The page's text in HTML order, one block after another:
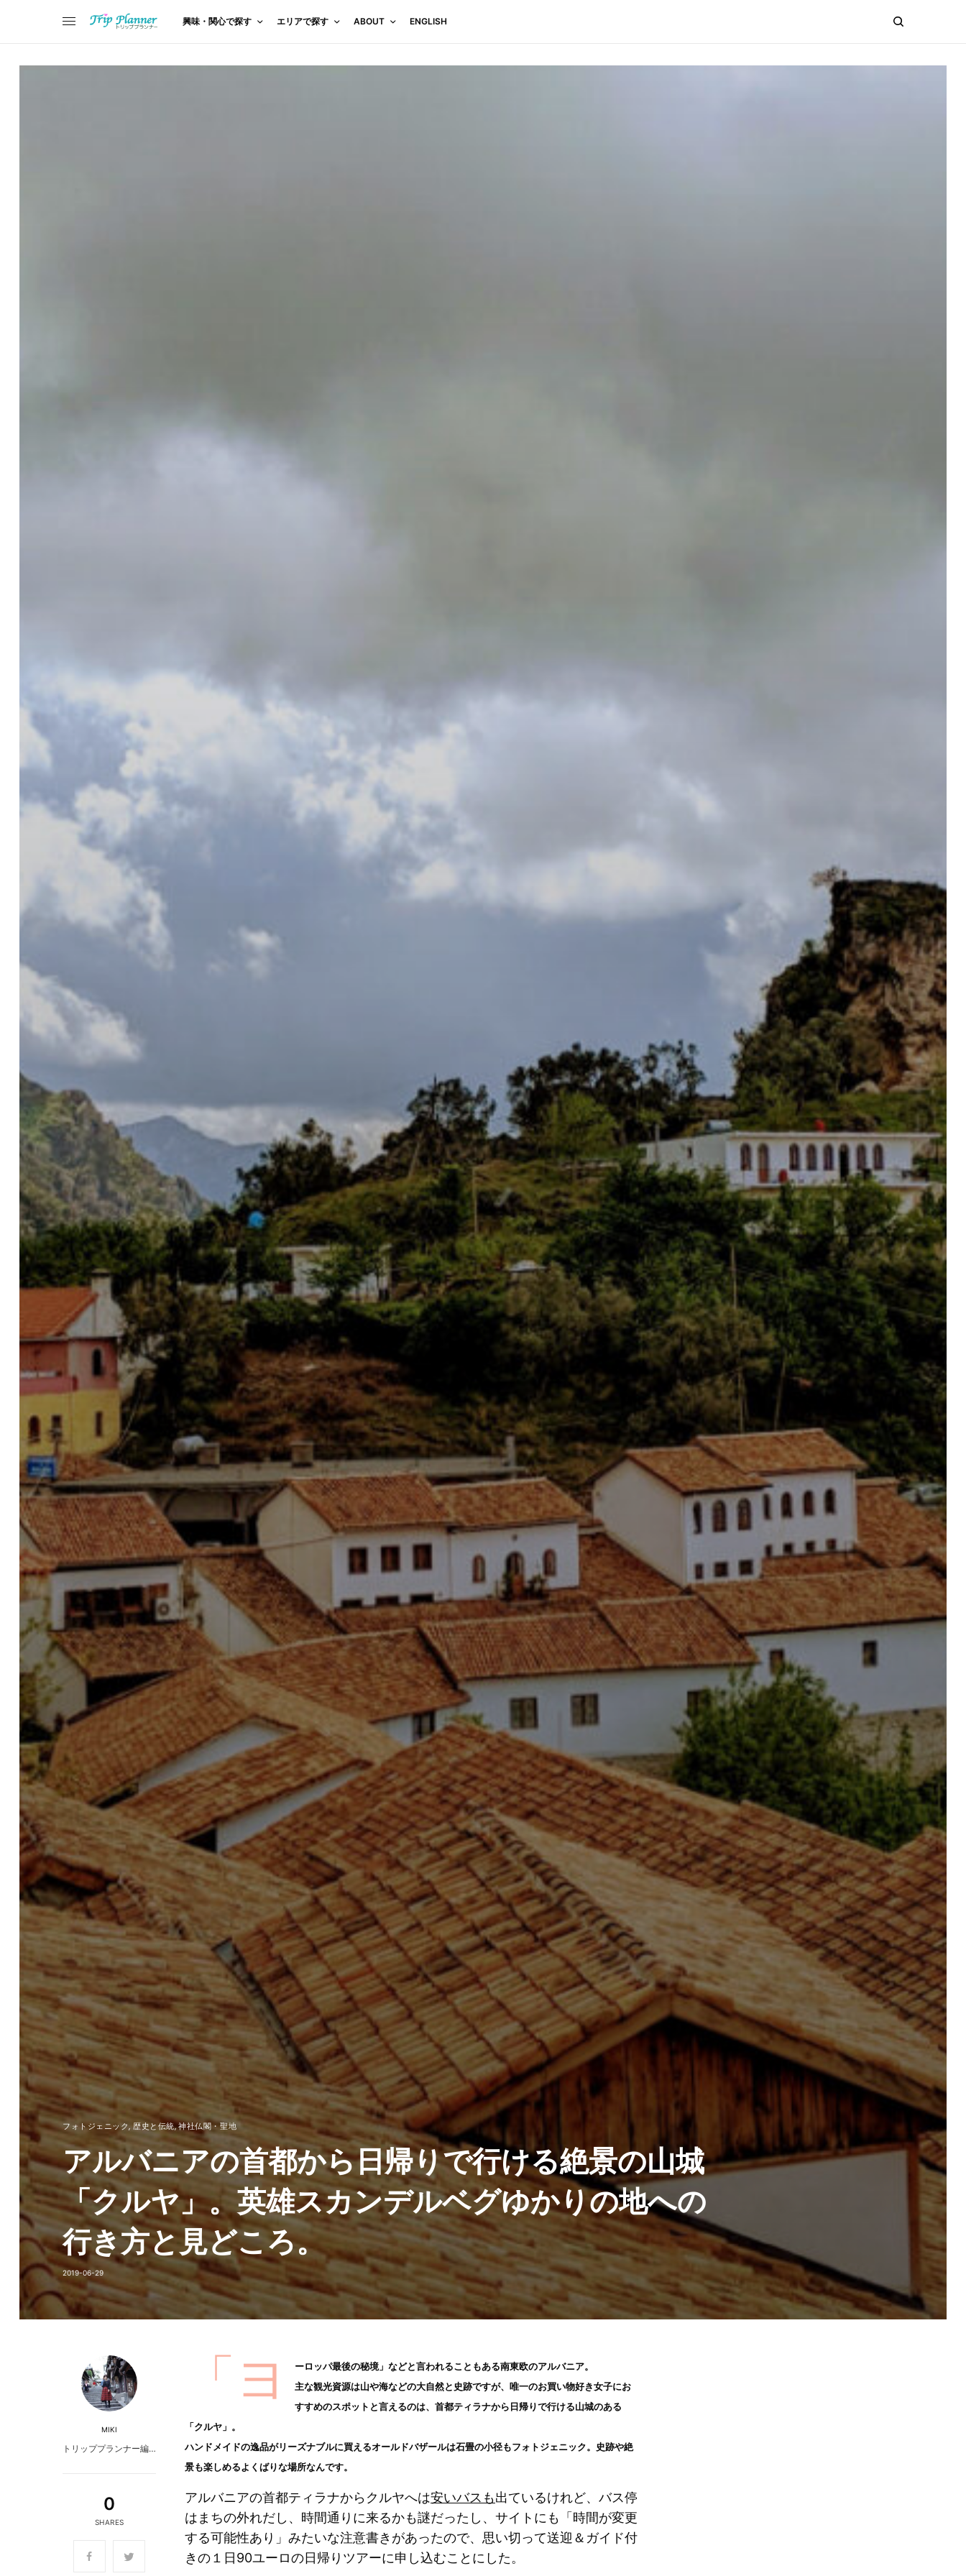
興味・関心で探す エリアで探す ABOUT ENGLISH
フォトジェニック,歴史と伝統,神社仏閣・聖地
アルバニアの首都から日帰りで行ける絶景の山城
「クルヤ」。英雄スカンデルベグゆかりの地への
行き方と見どころ。
2019-06-29
MIKI
トリッププランナー編…
0
SHARES
「ヨ
ーロッパ最後の秘境」などと言われることもある南東欧のアルバニア。
主な観光資源は山や海などの大自然と史跡ですが、唯一のお買い物好き女子にお
すすめのスポットと言えるのは、首都ティラナから日帰りで行ける山城のある
「クルヤ」。
ハンドメイドの逸品がリーズナブルに買えるオールドバザールは石畳の小径もフォトジェニック。史跡や絶
景も楽しめるよくばりな場所なんです。
アルバニアの首都ティラナからクルヤへは安いバスも出ているけれど、バス停
はまちの外れだし、時間通りに来るかも謎だったし、サイトにも「時間が変更
する可能性あり」みたいな注意書きがあったので、思い切って送迎＆ガイド付
きの１日90ユーロの日帰りツアーに申し込むことにした。